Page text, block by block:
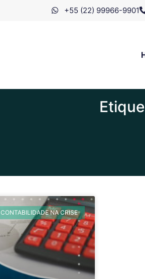
+55 (22) 99966-9901
CONTABILIDADE NA CRISE